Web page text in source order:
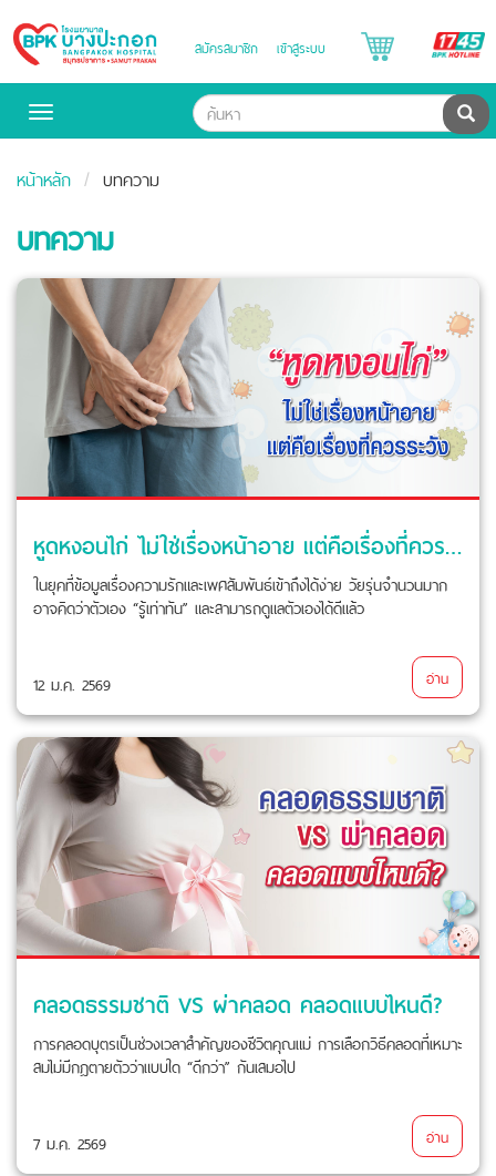
Bangpakok
Hospital
สมัครสมาชิก เข้าสู่ระบบ
Toggle
ค้น
หน้าหลัก บทความ
บทความ
หูดหงอนไก่ ไม่ใช่เรื่องหน้าอาย แต่คือเรื่องที่ควรระวัง
ในยุคที่ข้อมูลเรื่องความรักและเพศสัมพันธ์เข้าถึงได้ง่าย วัยรุ่นจำนวนมาก
อาจคิดว่าตัวเอง “รู้เท่าทัน” และสามารถดูแลตัวเองได้ดีแล้ว
12 ม.ค. 2569 อ่าน
คลอดธรรมชาติ VS ผ่าคลอด คลอดแบบไหนดี?
การคลอดบุตรเป็นช่วงเวลาสำคัญของชีวิตคุณแม่ การเลือกวิธีคลอดที่เหมาะ
สมไม่มีกฎตายตัวว่าแบบใด “ดีกว่า” กันเสมอไป
7 ม.ค. 2569 อ่าน